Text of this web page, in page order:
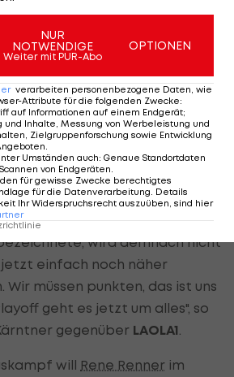
Bundesligaspiele hinter
mehr Mentalität reinbringen,
führen, mehr
zeigen", so der 45-Jährige
müsse man jetzt
und Einstellung
Eine "liabe" Leistung, wie
Darbietung gegen denLASK
wird demnach nicht
jetzt einfach noch näher
Wir müssen punkten, das ist uns
geht es jetzt um alles", so
gegenüber LAOLA1
will Rene Renner im
NUR
NOTWENDIGE
Weiter mit PUR-Abo
OPTIONEN
verarbeiten personenbezogene Daten, wie
Attribute für die folgenden Zwecke:
auf Informationen auf einem Endgerät;
und Inhalte, Messung von Werbeleistung und
Zielgruppenforschung sowie Entwicklung
.
Umständen auch: Genaue Standortdaten
von Endgeräten.
für gewisse Zwecke berechtigtes
für die Datenverarbeitung. Details
Ihr Widerspruchsrecht auszuüben, sind hier